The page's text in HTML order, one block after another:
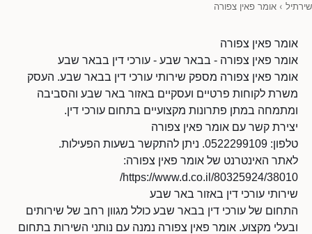
שירתיל › אומר פאין צפורה
אומר פאין צפורה
אומר פאין צפורה - בבאר שבע - עורכי דין בבאר שבע
אומר פאין צפורה מספק שירותי עורכי דין בבאר שבע. העסק
משרת לקוחות פרטיים ועסקיים באזור באר שבע והסביבה
ומתמחה במתן פתרונות מקצועיים בתחום עורכי דין.
יצירת קשר עם אומר פאין צפורה
טלפון: 0522299109. ניתן להתקשר בשעות הפעילות.
לאתר האינטרנט של אומר פאין צפורה:
https://www.d.co.il/80325924/38010/
שירותי עורכי דין באזור באר שבע
התחום של עורכי דין בבאר שבע כולל מגוון רחב של שירותים
ובעלי מקצוע. אומר פאין צפורה נמנה עם נותני השירות בתחום